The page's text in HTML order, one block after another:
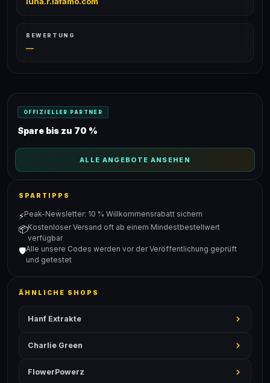
BEWERTUNG
—
OFFIZIELLER PARTNER
Spare bis zu 70 %
ALLE ANGEBOTE ANSEHEN
SPARTIPPS
⚡Peak-Newsletter: 10 % Willkommensrabatt sichern
📦Kostenloser Versand oft ab einem Mindestbestellwert
verfügbar
🛡️Alle unsere Codes werden vor der Veröffentlichung geprüft
und getestet
ÄHNLICHE SHOPS
Hanf Extrakte
Charlie Green
FlowerPowerz